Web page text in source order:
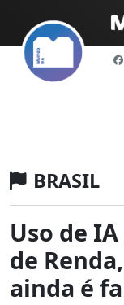
BRASIL
Uso de
de
ainda é